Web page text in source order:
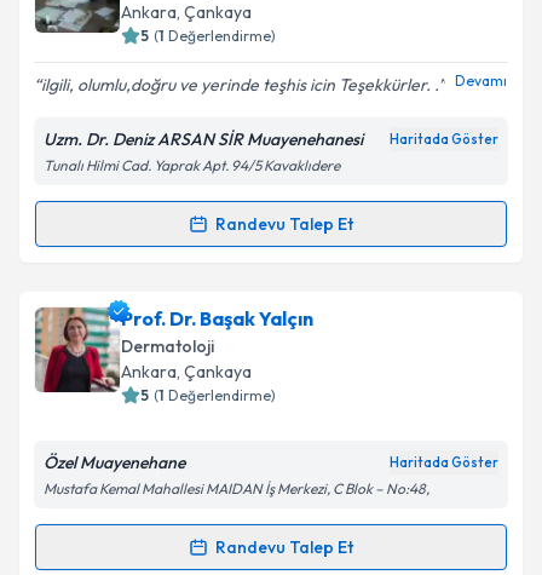
E-posta Adresiniz
Kişisel verilerimin işlenmesine ilişkin
Aydınlatma
Metni'ni okudum ve kişisel verilerimin belirtilen
kapsamda işlenmesini kabul ediyorum.
Ankara, Çankaya
5 (1 Değerlendirme)
ilgili, olumlu,doğru ve yerinde teşhis icin Teşekkürler. . Devamı
Uzm. Dr. Deniz ARSAN SİR Muayenehanesi Haritada Göster
Tunalı Hilmi Cad. Yaprak Apt. 94/5 Kavaklıdere
Randevu Talep Et
Randevu Takvimi Talebi
Uzm. Dr. Deniz Arsan Siriçin randevu takvimi talebi
oluşturun. Size bu uzmandan randevu almanız için bir
takvim hazırlandığında e-posta ile bilgilendireceğiz.
Kişisel verilerimin işlenmesine ilişkinAydınlatma
'ni okudum ve kişisel verilerimin belirtilen
Prof. Dr. Başak Yalçın
Dermatoloji
Ankara, Çankaya
5 (1 Değerlendirme)
Özel Muayenehane Haritada Göster
Mustafa Kemal Mahallesi MAIDAN İş Merkezi, C Blok – No:48,
Randevu Talep Et
Randevu Takvimi Talebi